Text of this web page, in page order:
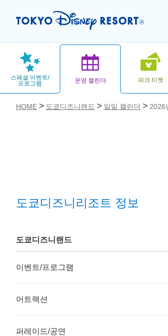
스페셜 이벤트/
프로그램
운영 캘린더 파크 티켓
HOME 도쿄디즈니랜드 일일 캘린더 2026
도쿄디즈니리조트 정보
도쿄디즈니랜드
이벤트/프로그램
어트랙션
퍼레이드/공연